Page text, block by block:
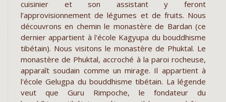
cuisinier et son assistant y feront
l’approvisionnement de légumes et de fruits. Nous
découvrons en chemin le monastère de Bardan (ce
dernier appartient à l'école Kagyupa du bouddhisme
tibétain). Nous visitons le monastère de Phuktal. Le
monastère de Phuktal, accroché à la paroi rocheuse,
apparaît soudain comme un mirage. Il appartient à
l'école Gelugpa du bouddhisme tibétain. La légende
veut que Guru Rimpoche, le fondateur du